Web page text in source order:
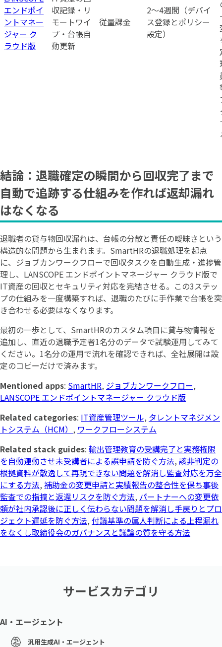
エンドポイ
ントマネー
ジャー ク
ラウド版
収記録・リ
モートワイ
プ・台帳自
動更新
従量課金
2〜4週間（デバイ
ス登録とポリシー
設定）
結論：退職確定の瞬間から回収完了まで
自動で追跡する仕組みを作れば返却漏れ
はなくなる
退職者の貸与物回収漏れは、台帳の分散と責任の曖昧さという
構造的な問題から生まれます。SmartHRの退職処理を起点
に、ジョブカンワークフローで回収タスクを自動生成・進捗管
理し、LANSCOPE エンドポイントマネージャー クラウド版で
IT資産の回収とセキュリティ対応を完結させる。この3ステッ
プの仕組みを一度構築すれば、退職のたびに手作業で台帳を突
き合わせる必要はなくなります。
最初の一歩として、SmartHRのカスタム項目に貸与物情報を
追加し、直近の退職予定者1名分のデータで試験運用してみて
ください。1名分の運用で流れを確認できれば、全社展開は設
定のコピーだけで済みます。
Mentioned apps: SmartHR, ジョブカンワークフロー,
LANSCOPE エンドポイントマネージャー クラウド版
Related categories: IT資産管理ツール, タレントマネジメン
トシステム（HCM） , ワークフローシステム
Related stack guides: 輸出管理教育の受講完了と実務権限
を自動連動させ未受講者による誤申請を防ぐ方法, 該非判定の
根拠資料が散逸して再現できない問題を解消し監査対応を万全
にする方法, 補助金の変更申請と実績報告の整合性を保ち事後
監査での指摘と返還リスクを防ぐ方法, パートナーへの変更依
頼が社内承認後に正しく伝わらない問題を解消し手戻りとプロ
ジェクト遅延を防ぐ方法, 付議基準の属人判断による上程漏れ
をなくし取締役会のガバナンスと議論の質を守る方法
サービスカテゴリ
AI・エージェント
汎用生成AI・エージェント